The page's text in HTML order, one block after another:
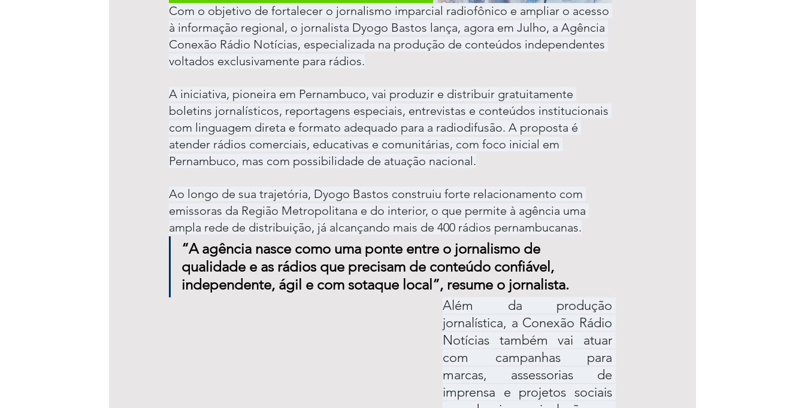
Com o objetivo de fortalecer o jornalismo imparcial radiofônico e ampliar o acesso
à informação regional, o jornalista Dyogo Bastos lança, agora em Julho, a Agência
Conexão Rádio Notícias, especializada na produção de conteúdos independentes
voltados exclusivamente para rádios.
A iniciativa, pioneira em Pernambuco, vai produzir e distribuir gratuitamente
boletins jornalísticos, reportagens especiais, entrevistas e conteúdos institucionais
com linguagem direta e formato adequado para a radiodifusão. A proposta é
atender rádios comerciais, educativas e comunitárias, com foco inicial em
Pernambuco, mas com possibilidade de atuação nacional.
Ao longo de sua trajetória, Dyogo Bastos construiu forte relacionamento com
emissoras da Região Metropolitana e do interior, o que permite à agência uma
ampla rede de distribuição, já alcançando mais de 400 rádios pernambucanas.
“A agência nasce como uma ponte entre o jornalismo de
qualidade e as rádios que precisam de conteúdo confiável,
independente, ágil e com sotaque local”, resume o jornalista.
Além da produção
jornalística, a Conexão Rádio
Notícias também vai atuar
com campanhas para
marcas, assessorias de
imprensa e projetos sociais